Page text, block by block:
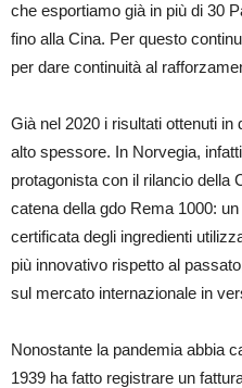
che esportiamo già in più di 30
fino alla Cina. Per questo
per dare continuità al
Già nel 2020 i risultati ottenuti
alto spessore. In Norvegia,
protagonista con il rilancio della
catena della gdo Rema 1000:
certificata degli ingredienti
più innovativo rispetto al
sul mercato internazionale in
Nonostante la pandemia abbia
1939 ha fatto registrare un